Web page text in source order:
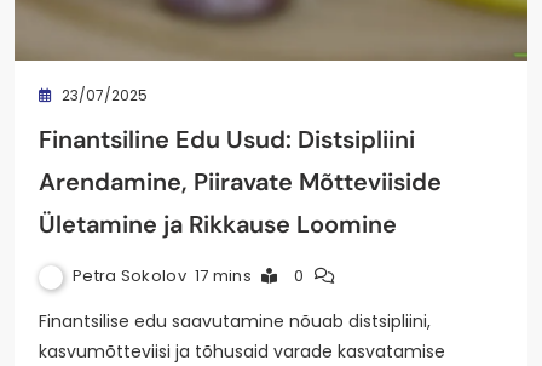
23/07/2025
Finantsiline Edu Usud: Distsipliini
Arendamine, Piiravate Mõtteviiside
Ületamine ja Rikkause Loomine
Petra Sokolov 17 mins 0
Finantsilise edu saavutamine nõuab distsipliini,
kasvumõtteviisi ja tõhusaid varade kasvatamise